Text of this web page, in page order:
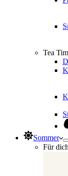
Tea
Sommer
Für